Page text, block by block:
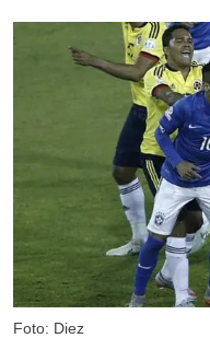
Foto: Diez